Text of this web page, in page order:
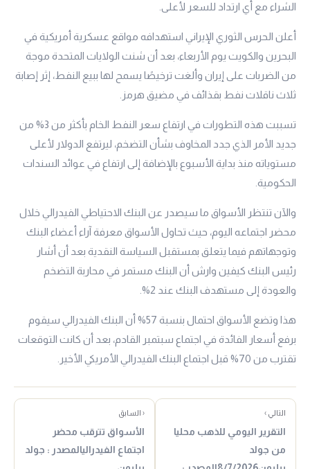
الشراء مع أي ارتداد للسعر لأعلى.
أعلن الحرس الثوري الإيراني استهدافه مواقع عسكرية أمريكية في
البحرين والكويت يوم الأربعاء، بعد أن شنت الولايات المتحدة موجة
من الضربات على إيران وألغت ترخيصًا يسمح لها ببيع النفط، إثر إصابة
ثلاث ناقلات نفط بقذائف في مضيق هرمز.
تسببت هذه التطورات في ارتفاع سعر النفط الخام بأكثر من 3% من
جديد الأمر الذي جدد المخاوف بشأن التضخم، ليرتفع الدولار لأعلى
مستوياته منذ بداية الأسبوع بالإضافة إلى ارتفاع في عوائد السندات
الحكومية.
والآن تنتظر الأسواق ما سيصدر عن البنك الاحتياطي الفيدرالي خلال
محضر اجتماعه اليوم، حيث تحاول الأسواق معرفة آراء أعضاء البنك
وتوجهاتهم فيما يتعلق بمستقبل السياسة النقدية بعد أن أشار
رئيس البنك كيفين وارش أن البنك مستمر في محاربة التضخم
والعودة إلى مستهدف البنك عند 2%.
هذا وتضع الأسواق احتمال بنسبة 57% أن البنك الفيدرالي سيقوم
برفع أسعار الفائدة في اجتماع سبتمبر القادم، بعد أن كانت التوقعات
تقترب من 70% قبل اجتماع البنك الفيدرالي الأمريكي الأخير.
التالي ›
التقرير اليومي للذهب محليا
من جولد
‹ السابق
الأسواق تترقب محضر
اجتماع الفيدراليالمصدر : جولد